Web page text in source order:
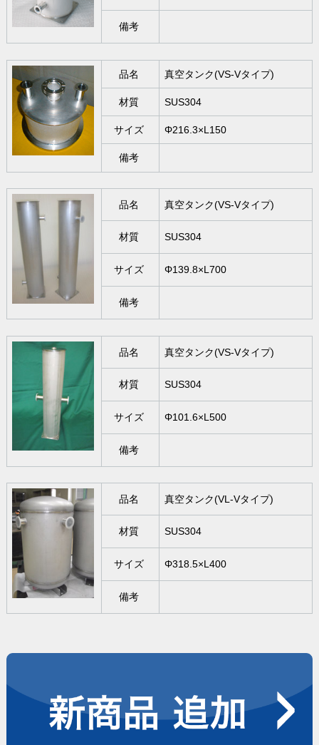
備考
品名 真空タンク(VS-Vタイプ)
材質 SUS304
サイズ Φ216.3×L150
備考
品名 真空タンク(VS-Vタイプ)
材質 SUS304
サイズ Φ139.8×L700
備考
品名 真空タンク(VS-Vタイプ)
材質 SUS304
サイズ Φ101.6×L500
備考
品名 真空タンク(VL-Vタイプ)
材質 SUS304
サイズ Φ318.5×L400
備考